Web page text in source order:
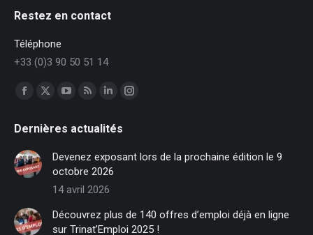
Restez en contact
Téléphone
+33 (0)3 90 50 51 14
Trouvez nous sur :
Facebook
opens
in
new
window
X
opens
new
window
opens
in
new
window
opens
in
new
window
LinkedIn
opens
in
new
window
Instagram
in
Dernières actualités
Devenez exposant lors de la prochaine édition le 9
octobre 2026
14 avril 2026
Découvrez plus de 140 offres d’emploi déjà en ligne
sur Trinat’Emploi 2025 !